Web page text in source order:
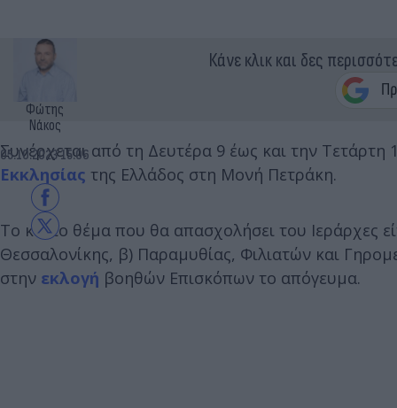
Φώτης
Νάκος
05.10.2023 15:06
Κάνε κλικ και δες
Συνέρχεται από τη Δευτέρα 9 έως και την Τετάρτη
Εκκλησίας της Ελλάδος στη Μονή Πετράκη.
Το κύριο θέμα που θα απασχολήσει του Ιεράρχες
Θεσσαλονίκης, β) Παραμυθίας, Φιλιατών και
στην εκλογή βοηθών Επισκόπων το απόγευμα.